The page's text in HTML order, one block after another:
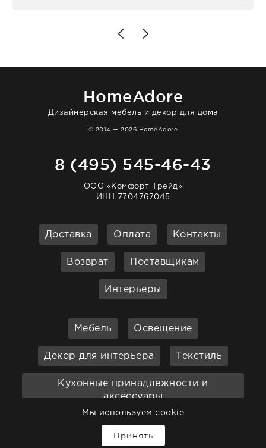
Позже заказывала остальные приборы -
доставили сдэком на следующий день к
отвечает очень быстро. Взаимодействием
HomeAdore
Дизайнерская мебель и декор для дома
© 2014 — 2026 HomeAdore
8 (495) 545-46-43
ООО «Комфорт Трейд»
ИНН 7704767045
Доставка Оплата Контакты
Возврат Поставщикам
Интерьеры
Мебель Освещение
Декор для интерьера Текстиль
Кухонные принадлежности и
аксессуары
Ванная Садовая мебель
Мы используем cookie
Принять